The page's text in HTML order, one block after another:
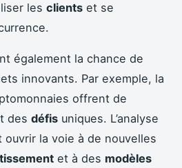
les clients et se
également la chance de
innovants. Par exemple, la
offrent de
des défis uniques. L’analyse
ouvrir la voie à de nouvelles
et à des modèles